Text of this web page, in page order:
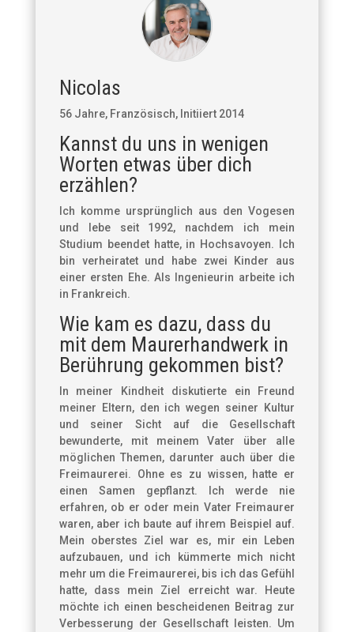
Nicolas
56 Jahre, Französisch, Initiiert 2014
Kannst du uns in wenigen
Worten etwas über dich
erzählen?
Ich komme ursprünglich aus den Vogesen
und lebe seit 1992, nachdem ich mein
Studium beendet hatte, in Hochsavoyen. Ich
bin verheiratet und habe zwei Kinder aus
einer ersten Ehe. Als Ingenieurin arbeite ich
in Frankreich.
Wie kam es dazu, dass du
mit dem Maurerhandwerk in
Berührung gekommen bist?
In meiner Kindheit diskutierte ein Freund
meiner Eltern, den ich wegen seiner Kultur
und seiner Sicht auf die Gesellschaft
bewunderte, mit meinem Vater über alle
möglichen Themen, darunter auch über die
Freimaurerei. Ohne es zu wissen, hatte er
einen Samen gepflanzt. Ich werde nie
erfahren, ob er oder mein Vater Freimaurer
waren, aber ich baute auf ihrem Beispiel auf.
Mein oberstes Ziel war es, mir ein Leben
aufzubauen, und ich kümmerte mich nicht
mehr um die Freimaurerei, bis ich das Gefühl
hatte, dass mein Ziel erreicht war. Heute
möchte ich einen bescheidenen Beitrag zur
Verbesserung der Gesellschaft leisten. Um